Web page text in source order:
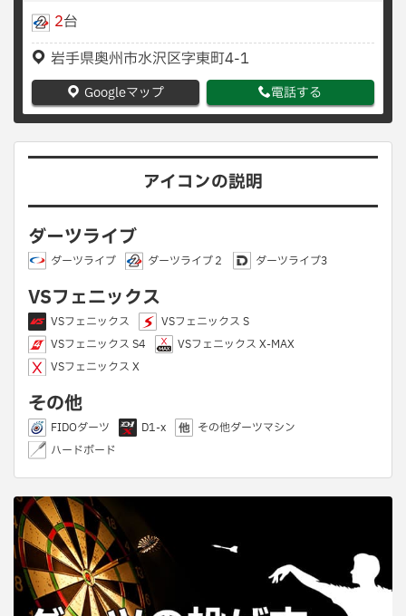
2台
岩手県奥州市水沢区字東町4-1
Googleマップ 電話する
アイコンの説明
ダーツライブ
ダーツライブ ダーツライブ２ ダーツライブ3
VSフェニックス
VSフェニックス
VSフェニックス S
VSフェニックス S4
VSフェニックス X-MAX
VSフェニックス X
その他
FIDOダーツ D1-x
その他ダーツマシン
ハードボード